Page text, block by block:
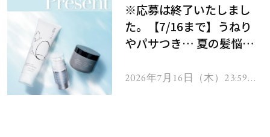
※応募は終了いたしまし
た。【7/16まで】うねり
やパサつき… 夏の髪悩み
ムを13名様にプレゼン
2026年7月16日（木）23:59ま